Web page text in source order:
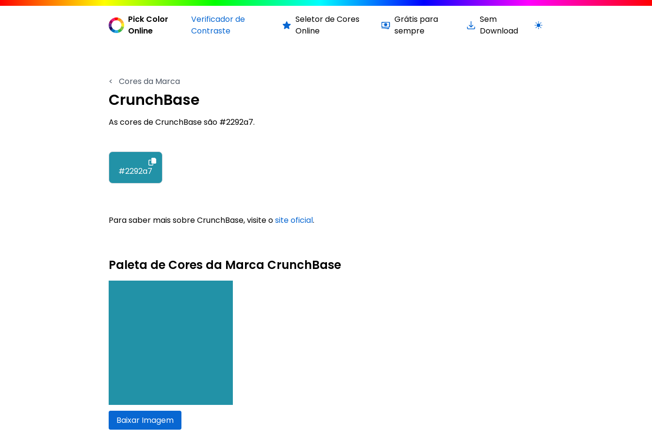
Pick Color
Online
Verificador de
Contraste
Seletor de Cores
Online
Grátis para
sempre
Sem
Download
Alternar para versão clara / escura
< Cores da Marca
CrunchBase
As cores de CrunchBase são #2292a7.
#2292a7
Para saber mais sobre CrunchBase, visite osite oficial.
Paleta de Cores da Marca CrunchBase
Baixar Imagem